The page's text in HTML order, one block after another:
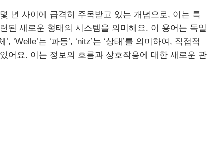
년 사이에 급격히 주목받고 있는 개념으로, 이는 특
된 새로운 형태의 시스템을 의미해요. 이 용어는 독일
‘Welle’는 ‘파동’, ‘nitz’는 ‘상태’를 의미하여, 직접적
어요. 이는 정보의 흐름과 상호작용에 대한 새로운 관